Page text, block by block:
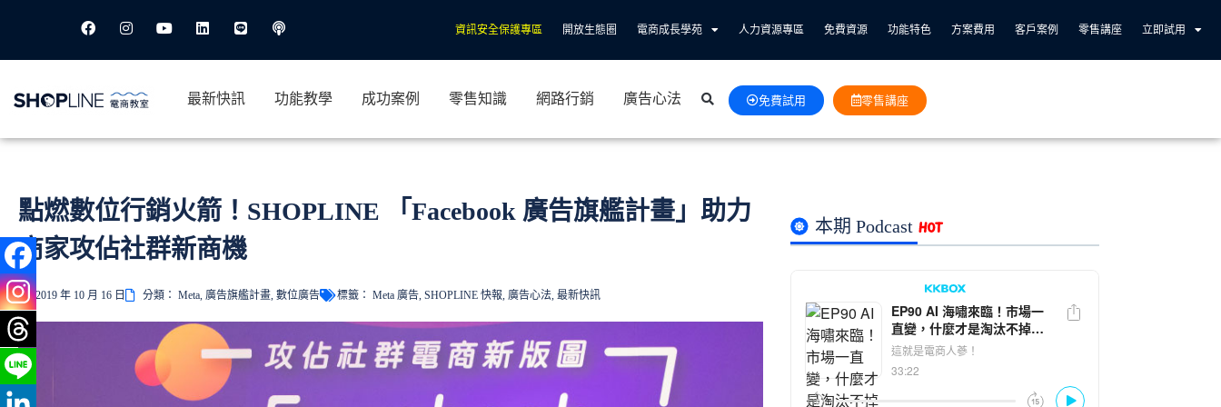
資訊安全保護專區 開放生態圈 電商成長學苑 人力資源專區 免費資源 功能特色 方案費用 客戶案例 零售講座 立即試用
最新快訊 功能教學 成功案例 零售知識 網路行銷 廣告心法 免費試用 零售講座
點燃數位行銷火箭！SHOPLINE 「Facebook 廣告旗艦計畫」助力
商家攻佔社群新商機
2019 年 10 月 16 日 分類： Meta, 廣告旗艦計畫, 數位廣告 標籤： Meta 廣告, SHOPLINE 快報, 廣告心法, 最新快訊
本期 Podcast